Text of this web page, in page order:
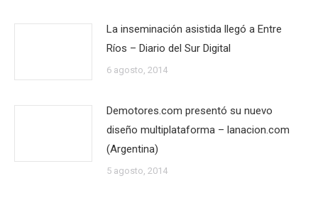
La inseminación asistida llegó a Entre
Ríos – Diario del Sur Digital
6 agosto, 2014
Demotores.com presentó su nuevo
diseño multiplataforma – lanacion.com
(Argentina)
5 agosto, 2014